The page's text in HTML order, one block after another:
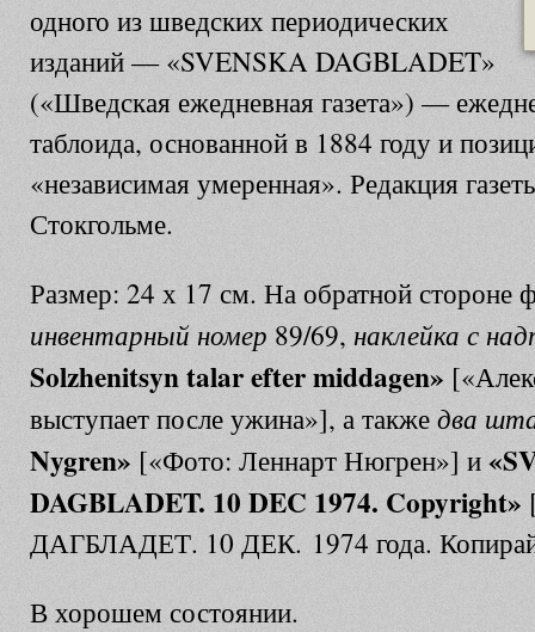
одного из шведских периодических
изданий — «SVENSKA DAGBLADET»
(«Шведская ежедневная газета») —
таблоида, основанной в 1884 году и
«независимая умеренная». Редакция
Стокгольме.
Размер: 24 х 17 см. На обратной стороне
инвентарный номер 89/69, наклейка с
Solzhenitsyn talar efter middagen»
выступает после ужина»], а такжедва
Nygren» [«Фото: Леннарт Нюгрен»] и
DAGBLADET. 10 DEC 1974. Copyright»
ДАГБЛАДЕТ. 10 ДЕК. 1974 года.
В хорошем состоянии.